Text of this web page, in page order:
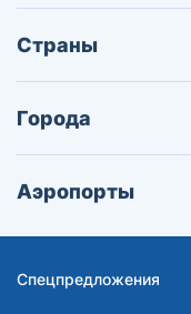
Страны
Города
Аэропорты
Спецпредложения